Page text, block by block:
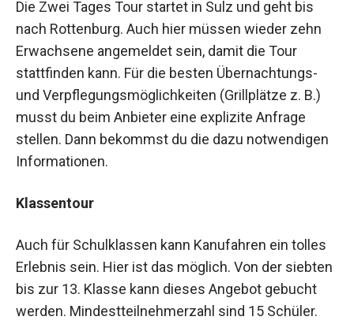
Die Zwei Tages Tour startet in Sulz und geht bis
nach Rottenburg. Auch hier müssen wieder zehn
Erwachsene angemeldet sein, damit die Tour
stattfinden kann. Für die besten Übernachtungs-
und Verpflegungsmöglichkeiten (Grillplätze z. B.)
musst du beim Anbieter eine explizite Anfrage
stellen. Dann bekommst du die dazu notwendigen
Informationen.
Klassentour
Auch für Schulklassen kann Kanufahren ein tolles
Erlebnis sein. Hier ist das möglich. Von der siebten
bis zur 13. Klasse kann dieses Angebot gebucht
werden. Mindestteilnehmerzahl sind 15 Schüler.